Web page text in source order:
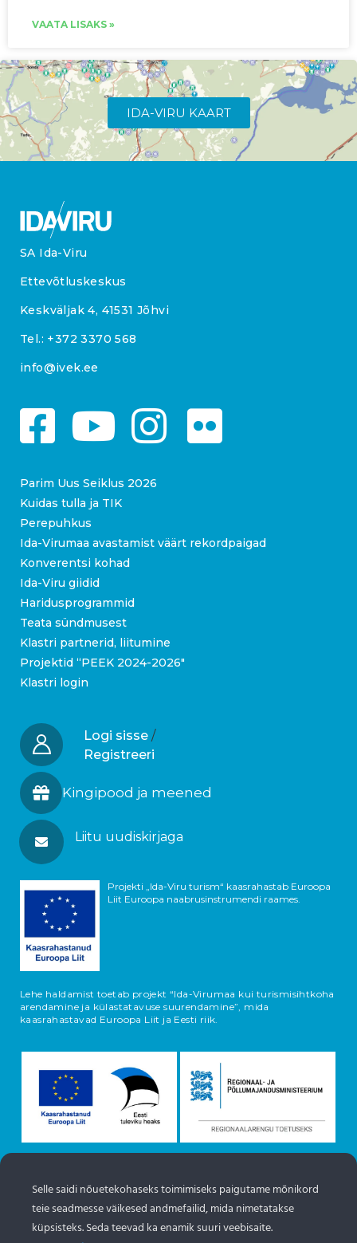
VAATA LISAKS »
IDA-VIRU KAART
SA Ida-Viru
Ettevõtluskeskus
Keskväljak 4, 41531 Jõhvi
Tel.: +372 3370 568
info@ivek.ee
Parim Uus Seiklus 2026
Kuidas tulla ja TIK
Perepuhkus
Ida-Virumaa avastamist väärt rekordpaigad
Konverentsi kohad
Ida-Viru giidid
Haridusprogrammid
Teata sündmusest
Klastri partnerid, liitumine
Projektid “PEEK 2024-2026″
Klastri login
Logi sisse /
Registreeri
Kingipood ja meened
Liitu uudiskirjaga
Projekti „Ida-Viru turism“ kaasrahastab Euroopa
Liit Euroopa naabrusinstrumendi raames.
Lehe haldamist toetab projekt “Ida-Virumaa kui turismisihtkoha
arendamine ja külastatavuse suurendamine”, mida
kaasrahastavad Euroopa Liit ja Eesti riik.
Objektide info pärineb Eesti turismiportaalist
www.puhkaeestis.ee
Selle saidi nõuetekohaseks toimimiseks paigutame mõnikord
teie seadmesse väikesed andmefailid, mida nimetatakse
küpsisteks. Seda teevad ka enamik suuri veebisaite.